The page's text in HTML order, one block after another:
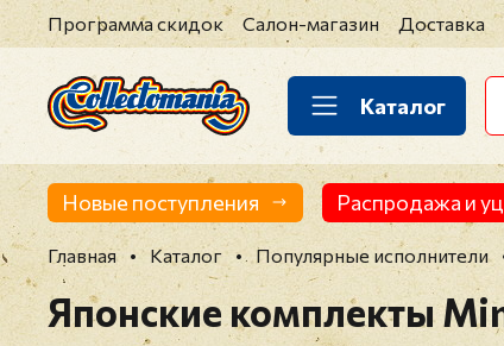
Программа скидок Салон-магазин Доставка
Каталог
Новые поступления Распродажа и
Главная Каталог Популярные исполнители
Японские комплекты